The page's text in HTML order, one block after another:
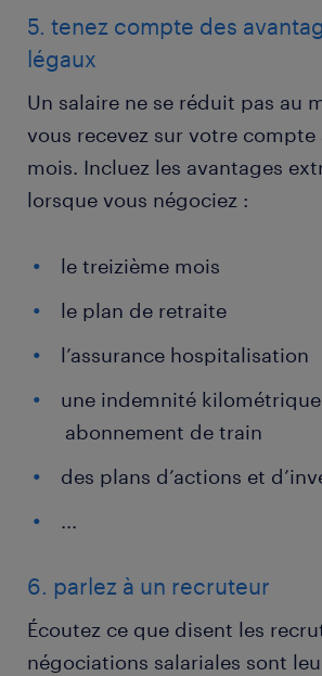
5. tenez compte des
légaux
Un salaire ne se réduit pas au
vous recevez sur votre compte
mois. Incluez les avantages
lorsque vous négociez :
le treizième mois
le plan de retraite
l’assurance hospitalisation
une indemnité
abonnement de train
des plans d’actions et
...
6. parlez à un recruteur
Écoutez ce que disent les
négociations salariales sont